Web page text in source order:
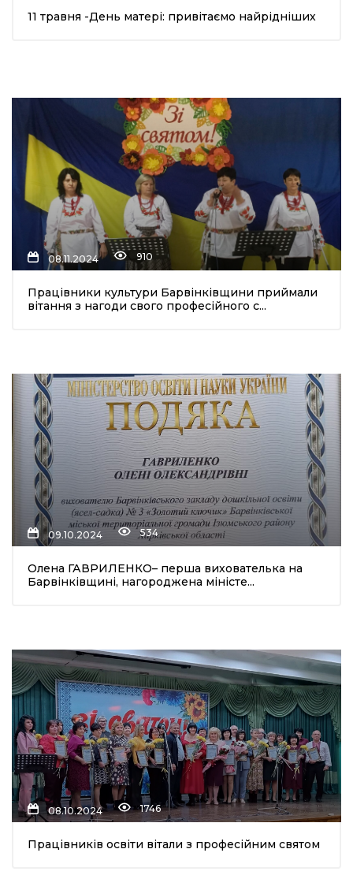
11 травня -День матері: привітаємо найрідніших
08.11.2024 910
Працівники культури Барвінківщини приймали
вітання з нагоди свого професійного с...
09.10.2024 534
Олена ГАВРИЛЕНКО– перша вихователька на
Барвінківщині, нагороджена міністе...
08.10.2024 1746
Працівників освіти вітали з професійним святом